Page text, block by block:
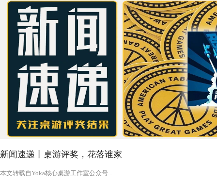
新闻速递丨桌游评奖，花落谁家
‍‍‍‍‍‍‍‍‍‍‍‍‍‍‍‍‍‍‍‍本文转载自Yoka核心桌游工作室公众号‍‍‍...